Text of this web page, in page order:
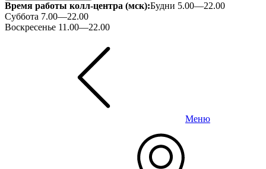
Время работы колл-центра (мск):Будни 5.00—22.00
Суббота 7.00—22.00
Воскресенье 11.00—22.00
Меню